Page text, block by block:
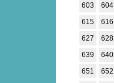
603
604
615
616
627
628
639
640
651
652